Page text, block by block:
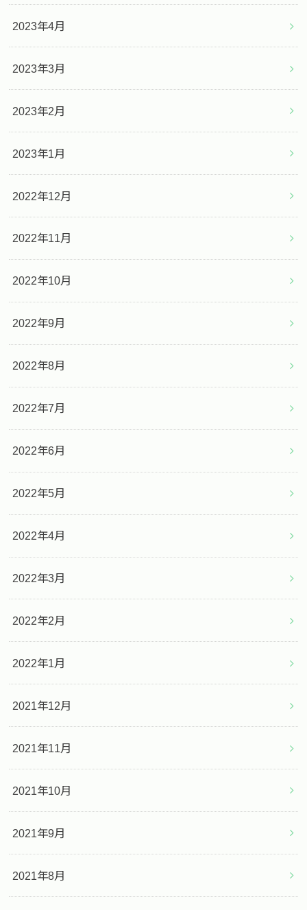
2023年4月
2023年3月
2023年2月
2023年1月
2022年12月
2022年11月
2022年10月
2022年9月
2022年8月
2022年7月
2022年6月
2022年5月
2022年4月
2022年3月
2022年2月
2022年1月
2021年12月
2021年11月
2021年10月
2021年9月
2021年8月